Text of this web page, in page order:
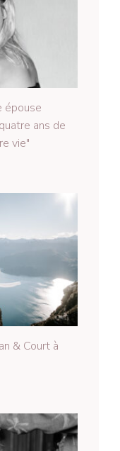
épouse
ans de
vie"
& Court à